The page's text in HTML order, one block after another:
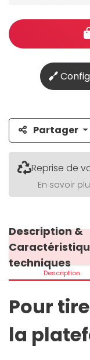
Partager
Reprise de
En savoir
Description &
techniques
Description
Pour
la